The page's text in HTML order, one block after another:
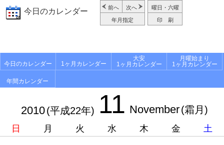
今日のカレンダー 前へ 次へ
年月指定
曜日・六曜
印 刷
今日のカレンダー 1ヶ月カレンダー
大安
1ヶ月カレンダー
月曜始まり
1ヶ月カレンダー
年間カレンダー
2010(平成22年) 11 November(霜月)
日 月 火 水 木 金 土